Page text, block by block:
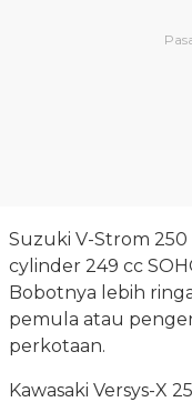
Suzuki V-Strom
cylinder 249 cc
Bobotnya lebih
pemula atau
perkotaan.
Kawasaki Versys-X